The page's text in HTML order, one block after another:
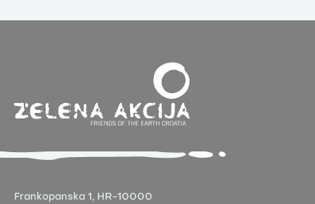
Frankopanska 1, HR-10000